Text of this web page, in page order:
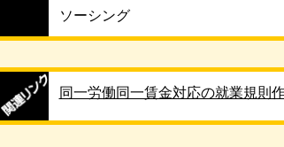
ソーシング
同一労働同一賃金対応の就業規則